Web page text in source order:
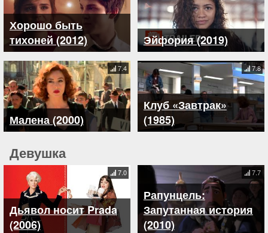
Хорошо быть
тихоней (2012)
Эйфория (2019)
Малена (2000)
7.4
Клуб «Завтрак»
(1985)
7.8
Девушка
Дьявол носит Prada
(2006)
7.0
Рапунцель:
Запутанная история
(2010)
7.7